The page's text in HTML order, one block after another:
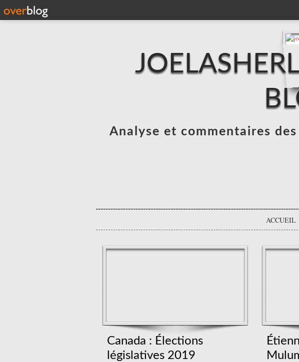
Analyse et commentaires
ACCUEIL
Canada : Élections
législatives 2019